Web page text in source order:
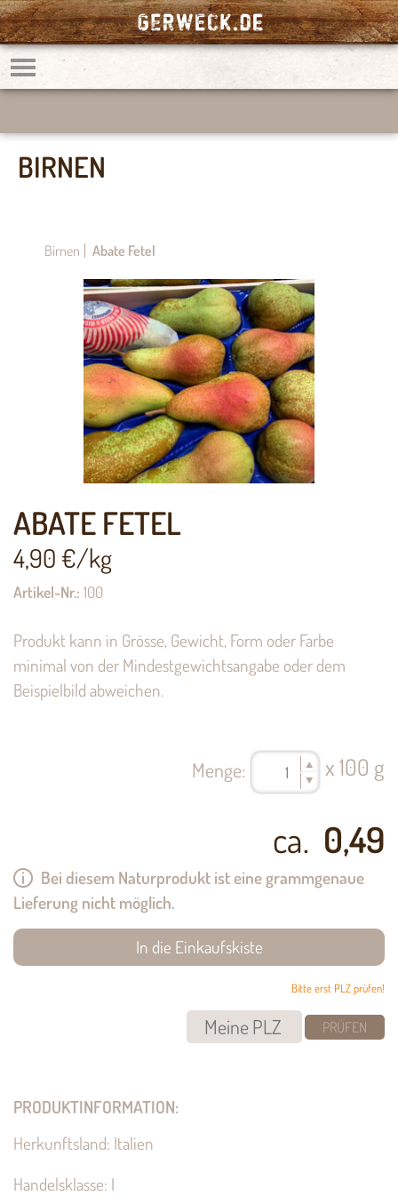
BIRNEN
Birnen Abate Fetel
ABATE FETEL
4,90 €/kg
Artikel-Nr.: 100
Produkt kann in Grösse, Gewicht, Form oder Farbe
minimal von der Mindestgewichtsangabe oder dem
Beispielbild abweichen.
Menge: x 100 g
ca. 0,49
Bei diesem Naturprodukt ist eine grammgenaue
Lieferung nicht möglich.
Bitte erst PLZ prüfen!
PRÜFEN
PRODUKTINFORMATION:
Herkunftsland: Italien
Handelsklasse: I